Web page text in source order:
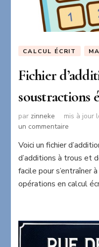
CALCUL ÉCRIT
Fichier
soustractions
par zinneke mis à jour
un commentaire
et
de
écrites
Voici un fichier
d’additions à trous et
facile pour s’entraîner
opérations en calcul